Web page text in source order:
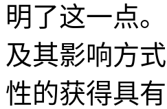
明了这一点
及其影响方
性的获得具有